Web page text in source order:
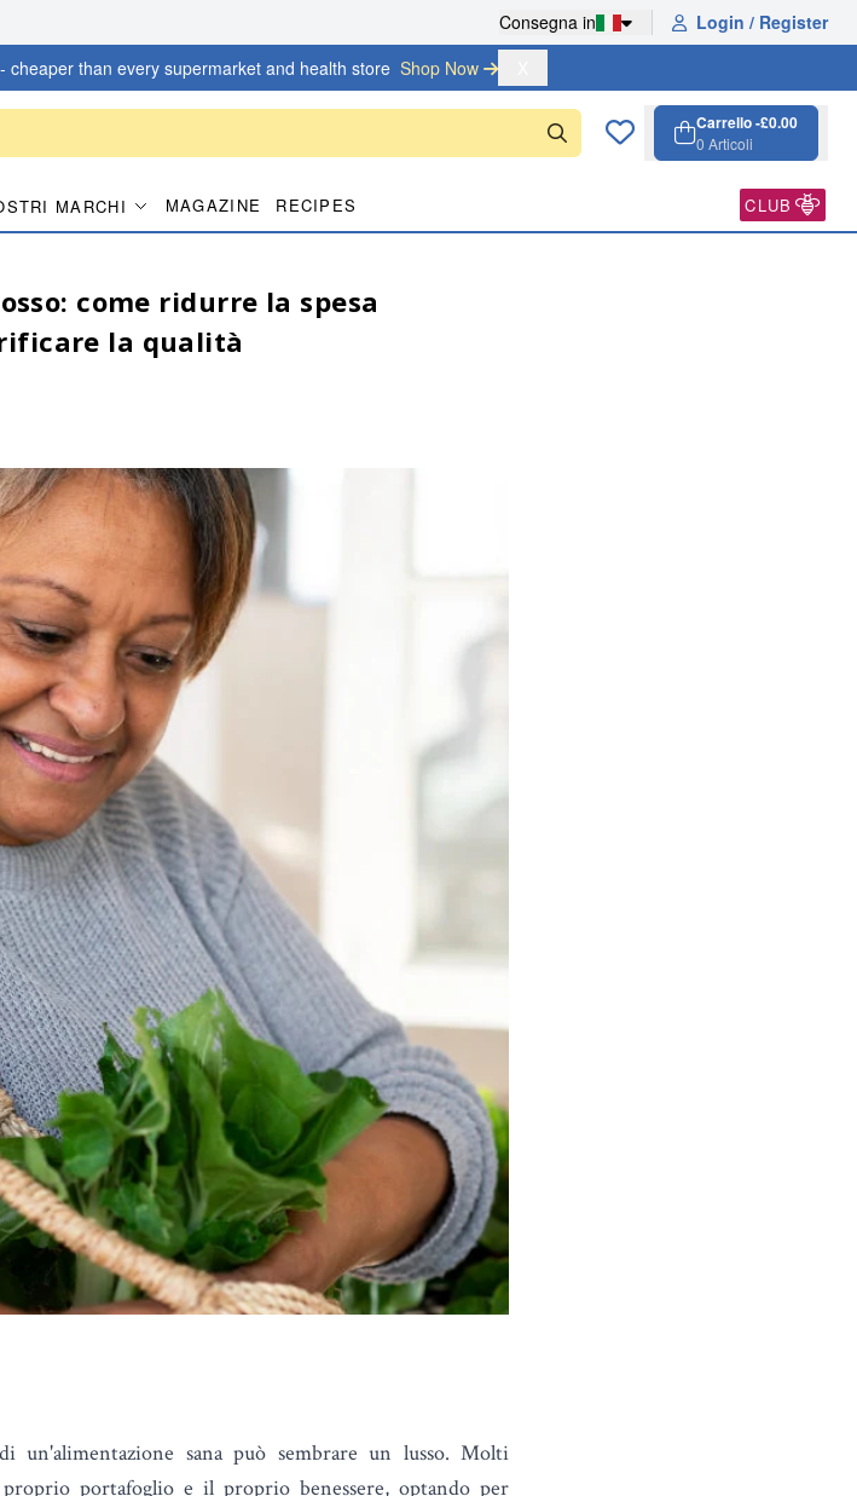
Consegna in Login / Register
cheaper than every supermarket and health store Shop Now
Carrello -£0.00
0 Articoli
MARCHI MAGAZINE RECIPES CLUB
come ridurre la spesa
la qualità
un'alimentazione sana può sembrare un lusso. Molti
portafoglio e il proprio benessere, optando per